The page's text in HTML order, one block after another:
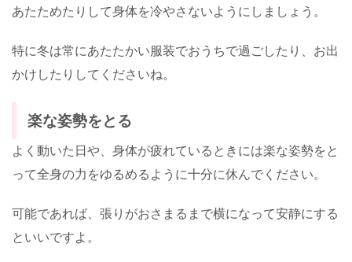
あたためたりして身体を冷やさないようにしましょう。
特に冬は常にあたたかい服装でおうちで過ごしたり、お出
かけしたりしてくださいね。
楽な姿勢をとる
よく動いた日や、身体が疲れているときには楽な姿勢をと
って全身の力をゆるめるように十分に休んでください。
可能であれば、張りがおさまるまで横になって安静にする
といいですよ。